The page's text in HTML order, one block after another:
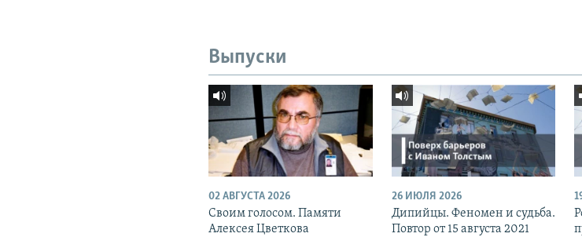
Выпуски
02 АВГУСТА 2026
Своим голосом. Памяти
Алексея Цветкова
26 ИЮЛЯ 2026
Дипийцы. Феномен и судьба.
Повтор от 15 августа 2021